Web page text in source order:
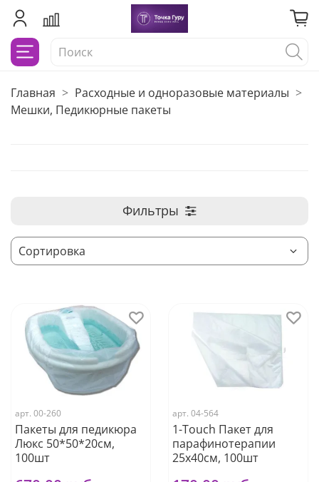
Главная
Расходные и одноразовые материалы
Мешки, Педикюрные пакеты
Фильтры
арт. 00-260
Пакеты для педикюра
Люкс 50*50*20см,
100шт
арт. 04-564
1-Touch Пакет для
парафинотерапии
25х40см, 100шт